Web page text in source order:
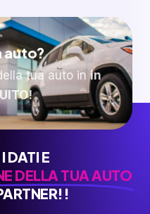
auto?
tua auto inin
DATI E
DELLA TUA AUTO